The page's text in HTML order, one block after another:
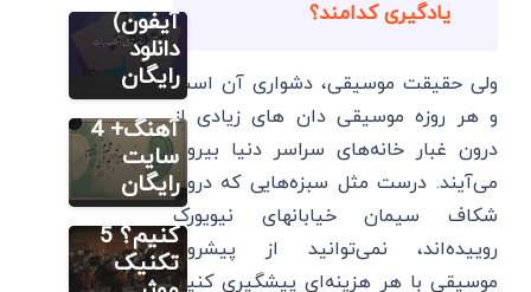
یادگیری کدامند؟
ولی حقیقت موسیقی، دشواری آن است
و هر روزه موسیقی دان های زیادی از
درون غبار خانه‌های سراسر دنیا بیرون
می‌آیند. درست مثل سبزه‌هایی که درون
شکاف سیمان خیابانهای نیویورک
روییده‌اند، نمی‌توانید از پیشروی
موسیقی با هر هزینه‌ای پیشگیری کنید.
آیفون)
دانلود
رایگان
4 بهترین
برنامه
تشخیص
گام
آهنگ+ 4
سایت
رایگان
مطالب متنوع
دیگر
چگونه یک
قطعه
موسیقی
را حفظ
کنیم؟ 5
تکنیک